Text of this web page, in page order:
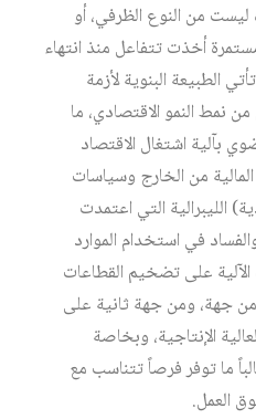
من النوع الظرفي، أو
أخذت تتفاعل منذ انتهاء
الطبيعة البنوية لأزمة
نمط النمو الاقتصادي، ما
بآلية اشتغال الاقتصاد
من الخارج وسياسات
الليبرالية التي اعتمدت
في استخدام الموارد
على تضخيم القطاعات
من جهة، ومن جهة ثانية على
الإنتاجية، وبخاصة
ما توفر فرصاً تتناسب مع
العمل.